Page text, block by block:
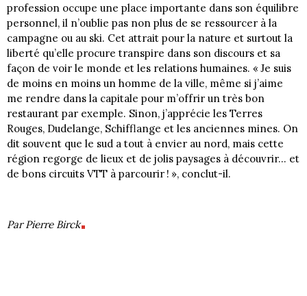
profession occupe une place importante dans son équilibre
personnel, il n’oublie pas non plus de se ressourcer à la
campagne ou au ski. Cet attrait pour la nature et surtout la
liberté qu’elle procure transpire dans son discours et sa
façon de voir le monde et les relations humaines. « Je suis
de moins en moins un homme de la ville, même si j’aime
me rendre dans la capitale pour m’offrir un très bon
restaurant par exemple. Sinon, j’apprécie les Terres
Rouges, Dudelange, Schifflange et les anciennes mines. On
dit souvent que le sud a tout à envier au nord, mais cette
région regorge de lieux et de jolis paysages à découvrir… et
de bons circuits VTT à parcourir ! », conclut-il.
Par Pierre Birck